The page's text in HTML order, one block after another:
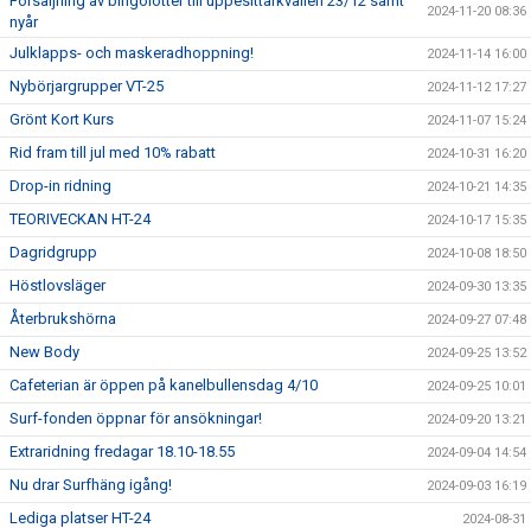
nyår
2024-11-20 08:36
Julklapps- och maskeradhoppning! 2024-11-14 16:00
Nybörjargrupper VT-25 2024-11-12 17:27
Grönt Kort Kurs 2024-11-07 15:24
Rid fram till jul med 10% rabatt 2024-10-31 16:20
Drop-in ridning 2024-10-21 14:35
TEORIVECKAN HT-24 2024-10-17 15:35
Dagridgrupp 2024-10-08 18:50
Höstlovsläger 2024-09-30 13:35
Återbrukshörna 2024-09-27 07:48
New Body 2024-09-25 13:52
Cafeterian är öppen på kanelbullensdag 4/10 2024-09-25 10:01
Surf-fonden öppnar för ansökningar! 2024-09-20 13:21
Extraridning fredagar 18.10-18.55 2024-09-04 14:54
Nu drar Surfhäng igång! 2024-09-03 16:19
Lediga platser HT-24 2024-08-31